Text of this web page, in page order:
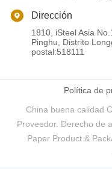
Dirección
1810, iSteel Asia
Pinghu, Distrito
postal:518111
Política de
China buena calidad
Proveedor. Derecho de
Paper Product &